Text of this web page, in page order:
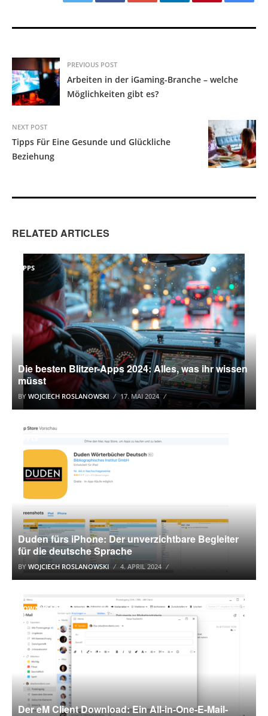
PREVIOUS POST
Arbeiten in der iGaming-Branche – welche
Möglichkeiten gibt es?
NEXT POST
Tipps Für Eine Gesunde und Glückliche
Beziehung
RELATED ARTICLES
APPS
Die besten Blitzer-Apps 2024: Alles, was ihr wissen
müsst
BY WOJCIECH ROSLANOWSKI 17. MAI 2024
Duden fürs iPhone: Der unverzichtbare Begleiter
für die deutsche Sprache
BYWOJCIECH ROSLANOWSKI 4. APRIL 2024
DOWNLOAD
Der eM Client Download: Ein All-in-One-E-Mail-